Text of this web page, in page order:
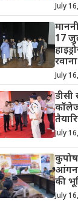
July
17
July
डीसी
July
की
July